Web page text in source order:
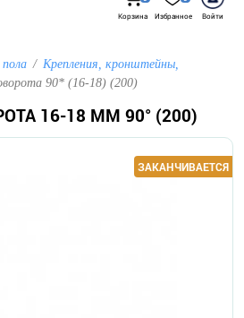
Корзина
Избранное
Войти
Крепления, кронштейны,
90* (16-18) (200)
16-18 ММ 90° (200)